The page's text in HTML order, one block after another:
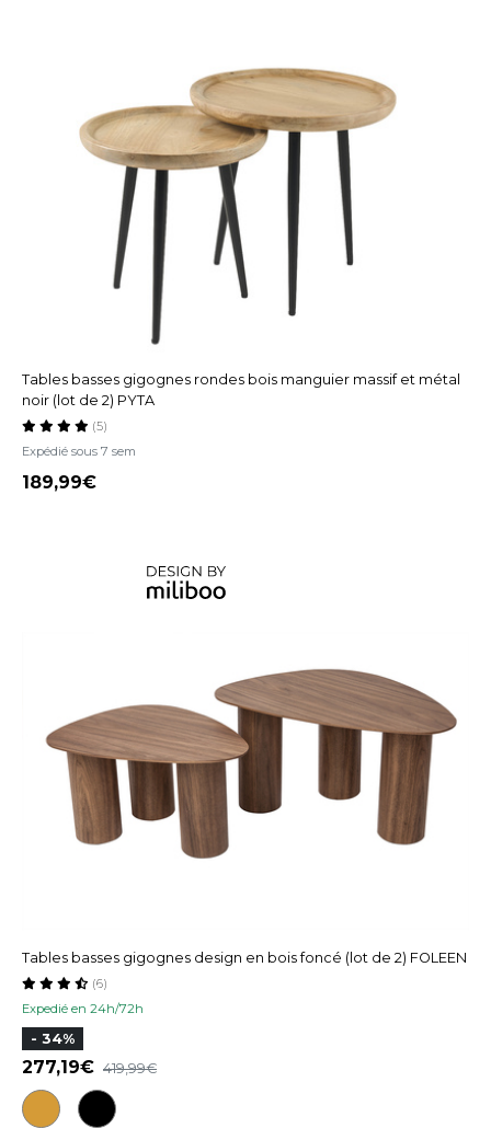
Tables basses gigognes rondes bois manguier massif et métal
noir (lot de 2) PYTA
Expédié sous 7 sem
(5)
189,99
Tables basses gigognes design en bois foncé (lot de 2) FOLEEN
Expedié en 24h/72h
(6)
- 34%
277,19 419,99